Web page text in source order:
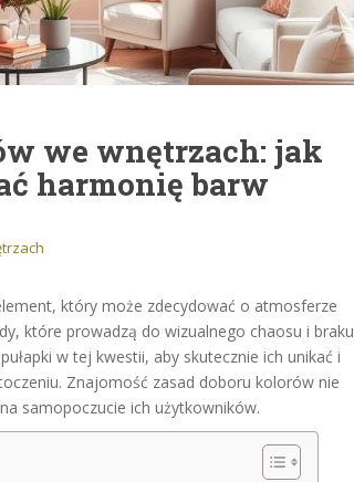
we wnętrzach: jak
harmonię barw
który może zdecydować o atmosferze
które prowadzą do wizualnego chaosu i braku
w tej kwestii, aby skutecznie ich unikać i
Znajomość zasad doboru kolorów nie
samopoczucie ich użytkowników.